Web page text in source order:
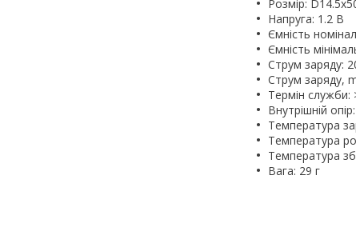
Розмір:
Напруга: 1.2 В
Ємність
Ємність
Струм заряду:
Струм заряду,
Термін служби:
Внутрішній
Температура
Температура
Температура
Вага: 29 г